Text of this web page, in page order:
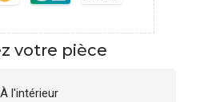
votre pièce
À l'intérieur